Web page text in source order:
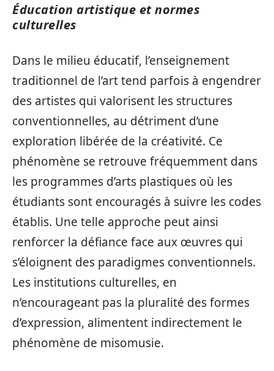
Éducation artistique et normes
culturelles
Dans le milieu éducatif, l’enseignement
traditionnel de l’art tend parfois à engendrer
des artistes qui valorisent les structures
conventionnelles, au détriment d’une
exploration libérée de la créativité. Ce
phénomène se retrouve fréquemment dans
les programmes d’arts plastiques où les
étudiants sont encouragés à suivre les codes
établis. Une telle approche peut ainsi
renforcer la défiance face aux œuvres qui
s’éloignent des paradigmes conventionnels.
Les institutions culturelles, en
n’encourageant pas la pluralité des formes
d’expression, alimentent indirectement le
phénomène de misomusie.